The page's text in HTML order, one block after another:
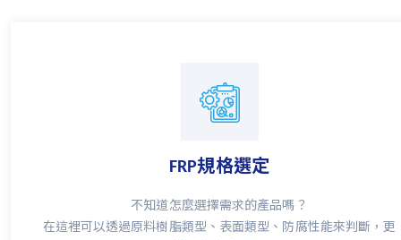
FRP規格選定
不知道怎麼選擇需求的產品嗎？
在這裡可以透過原料樹脂類型、表面類型、防腐性能來判斷，更